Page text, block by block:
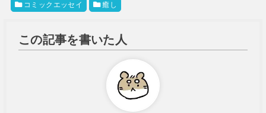
コミックエッセイ 癒し
この記事を書いた人